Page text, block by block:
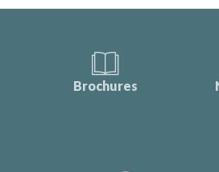
Brochures